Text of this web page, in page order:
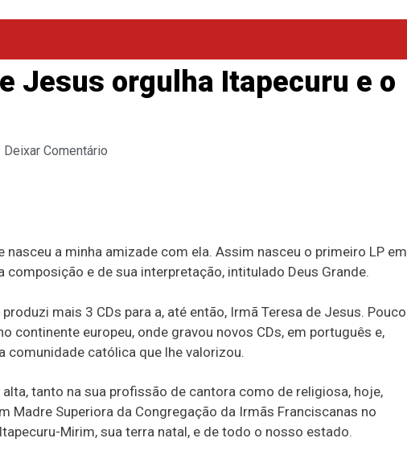
Jesus orgulha Itapecuru e o
Deixar Comentário
nasceu a minha amizade com ela. Assim nasceu o primeiro LP em
e de sua interpretação, intitulado Deus Grande.
mais 3 CDs para a, até então, Irmã Teresa de Jesus. Pouco
continente europeu, onde gravou novos CDs, em português e,
comunidade católica que lhe valorizou.
tanto na sua profissão de cantora como de religiosa, hoje,
Madre Superiora da Congregação da Irmãs Franciscanas no
Mirim, sua terra natal, e de todo o nosso estado.